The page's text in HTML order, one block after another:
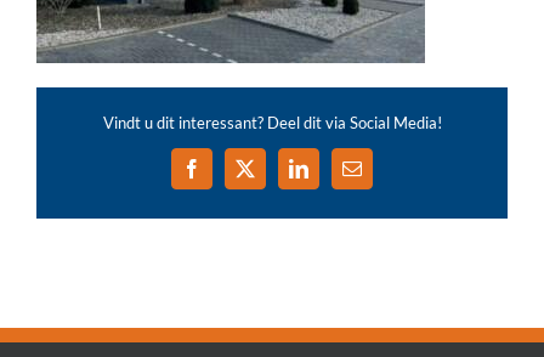
Vindt u dit interessant? Deel dit via Social Media!
Facebook
X LinkedIn
E-